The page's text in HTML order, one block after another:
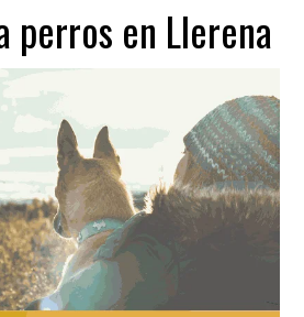
perros en Llerena